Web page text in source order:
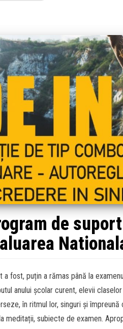
de
a fost, puțin a rămas până la
anului școlar curent, elevii
în ritmul lor, singuri și
meditații, subiecte de examen.